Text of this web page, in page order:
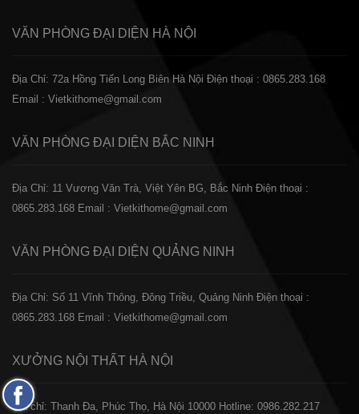
VĂN PHÒNG ĐẠI DIỆN HÀ NỘI
Địa Chỉ: 72a Hồng Tiến Long Biên Hà Nội Điện thoại : 0865.283.168
Email : Vietkithome@gmail.com
VĂN PHÒNG ĐẠI DIỆN BẮC NINH
Địa Chỉ: 11 Vương Văn Trà, Việt Yên BG, Bắc Ninh Điện thoại :
0865.283.168 Email : Vietkithome@gmail.com
VĂN PHÒNG ĐẠI DIỆN QUẢNG NINH
Địa Chỉ: Số 11 Vĩnh Thông, Đông Triều, Quảng Ninh Điện thoại :
0865.283.168 Email : Vietkithome@gmail.com
XƯỞNG NỘI THẤT HÀ NỘI
️Địa chỉ: Thanh Đa, Phúc Thọ, Hà Nội 10000 Hotline: 0986.282.217
Fanpage